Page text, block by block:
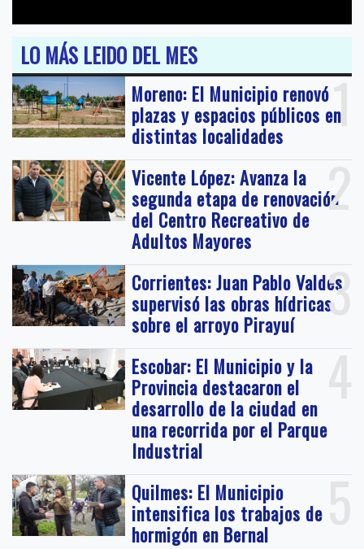
LO MÁS LEIDO DEL MES
1
Moreno: El Municipio renovó
plazas y espacios públicos en
distintas localidades
2
Vicente López: Avanza la
segunda etapa de renovación
del Centro Recreativo de
Adultos Mayores
3
Corrientes: Juan Pablo Valdés
supervisó las obras hídricas
sobre el arroyo Pirayuí
4
Escobar: El Municipio y la
Provincia destacaron el
desarrollo de la ciudad en
una recorrida por el Parque
Industrial
5
Quilmes: El Municipio
intensifica los trabajos de
hormigón en Bernal